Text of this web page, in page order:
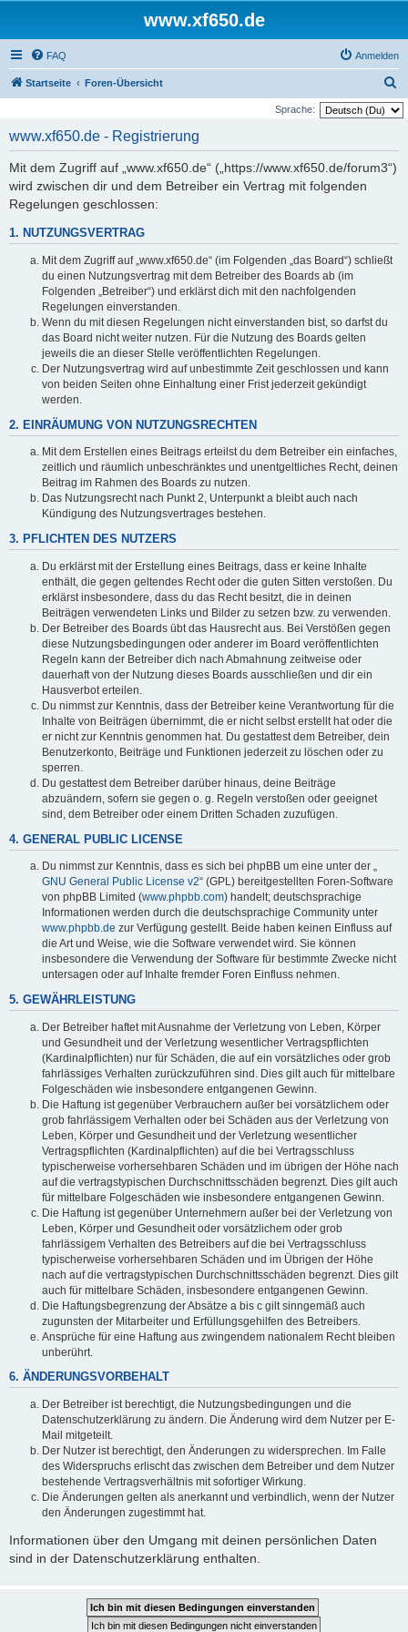
www.xf650.de
FAQ Anmelden
Startseite Foren-Übersicht
u
Sprache:
www.xf650.de - Registrierung
Mit dem Zugriff auf „www.xf650.de“ („https://www.xf650.de/forum3“)
wird zwischen dir und dem Betreiber ein Vertrag mit folgenden
Regelungen geschlossen:
1. NUTZUNGSVERTRAG
Mit dem Zugriff auf „www.xf650.de“ (im Folgenden „das Board“) schließt
du einen Nutzungsvertrag mit dem Betreiber des Boards ab (im
Folgenden „Betreiber“) und erklärst dich mit den nachfolgenden
Regelungen einverstanden.
Wenn du mit diesen Regelungen nicht einverstanden bist, so darfst du
das Board nicht weiter nutzen. Für die Nutzung des Boards gelten
jeweils die an dieser Stelle veröffentlichten Regelungen.
Der Nutzungsvertrag wird auf unbestimmte Zeit geschlossen und kann
von beiden Seiten ohne Einhaltung einer Frist jederzeit gekündigt
werden.
2. EINRÄUMUNG VON NUTZUNGSRECHTEN
Mit dem Erstellen eines Beitrags erteilst du dem Betreiber ein einfaches,
zeitlich und räumlich unbeschränktes und unentgeltliches Recht, deinen
Beitrag im Rahmen des Boards zu nutzen.
Das Nutzungsrecht nach Punkt 2, Unterpunkt a bleibt auch nach
Kündigung des Nutzungsvertrages bestehen.
3. PFLICHTEN DES NUTZERS
Du erklärst mit der Erstellung eines Beitrags, dass er keine Inhalte
enthält, die gegen geltendes Recht oder die guten Sitten verstoßen. Du
erklärst insbesondere, dass du das Recht besitzt, die in deinen
Beiträgen verwendeten Links und Bilder zu setzen bzw. zu verwenden.
Der Betreiber des Boards übt das Hausrecht aus. Bei Verstößen gegen
diese Nutzungsbedingungen oder anderer im Board veröffentlichten
Regeln kann der Betreiber dich nach Abmahnung zeitweise oder
dauerhaft von der Nutzung dieses Boards ausschließen und dir ein
Hausverbot erteilen.
Du nimmst zur Kenntnis, dass der Betreiber keine Verantwortung für die
Inhalte von Beiträgen übernimmt, die er nicht selbst erstellt hat oder die
er nicht zur Kenntnis genommen hat. Du gestattest dem Betreiber, dein
Benutzerkonto, Beiträge und Funktionen jederzeit zu löschen oder zu
sperren.
Du gestattest dem Betreiber darüber hinaus, deine Beiträge
abzuändern, sofern sie gegen o. g. Regeln verstoßen oder geeignet
sind, dem Betreiber oder einem Dritten Schaden zuzufügen.
4. GENERAL PUBLIC LICENSE
Du nimmst zur Kenntnis, dass es sich bei phpBB um eine unter der „
GNU General Public License v2“ (GPL) bereitgestellten Foren-Software
von phpBB Limited (www.phpbb.com) handelt; deutschsprachige
Informationen werden durch die deutschsprachige Community unter
www.phpbb.de zur Verfügung gestellt. Beide haben keinen Einfluss auf
die Art und Weise, wie die Software verwendet wird. Sie können
insbesondere die Verwendung der Software für bestimmte Zwecke nicht
untersagen oder auf Inhalte fremder Foren Einfluss nehmen.
5. GEWÄHRLEISTUNG
Der Betreiber haftet mit Ausnahme der Verletzung von Leben, Körper
und Gesundheit und der Verletzung wesentlicher Vertragspflichten
(Kardinalpflichten) nur für Schäden, die auf ein vorsätzliches oder grob
fahrlässiges Verhalten zurückzuführen sind. Dies gilt auch für mittelbare
Folgeschäden wie insbesondere entgangenen Gewinn.
Die Haftung ist gegenüber Verbrauchern außer bei vorsätzlichem oder
grob fahrlässigem Verhalten oder bei Schäden aus der Verletzung von
Leben, Körper und Gesundheit und der Verletzung wesentlicher
Vertragspflichten (Kardinalpflichten) auf die bei Vertragsschluss
typischerweise vorhersehbaren Schäden und im übrigen der Höhe nach
auf die vertragstypischen Durchschnittsschäden begrenzt. Dies gilt auch
für mittelbare Folgeschäden wie insbesondere entgangenen Gewinn.
Die Haftung ist gegenüber Unternehmern außer bei der Verletzung von
Leben, Körper und Gesundheit oder vorsätzlichem oder grob
fahrlässigem Verhalten des Betreibers auf die bei Vertragsschluss
typischerweise vorhersehbaren Schäden und im Übrigen der Höhe
nach auf die vertragstypischen Durchschnittsschäden begrenzt. Dies gilt
auch für mittelbare Schäden, insbesondere entgangenen Gewinn.
Die Haftungsbegrenzung der Absätze a bis c gilt sinngemäß auch
zugunsten der Mitarbeiter und Erfüllungsgehilfen des Betreibers.
Ansprüche für eine Haftung aus zwingendem nationalem Recht bleiben
unberührt.
6. ÄNDERUNGSVORBEHALT
Der Betreiber ist berechtigt, die Nutzungsbedingungen und die
Datenschutzerklärung zu ändern. Die Änderung wird dem Nutzer per E-
Mail mitgeteilt.
Der Nutzer ist berechtigt, den Änderungen zu widersprechen. Im Falle
des Widerspruchs erlischt das zwischen dem Betreiber und dem Nutzer
bestehende Vertragsverhältnis mit sofortiger Wirkung.
Die Änderungen gelten als anerkannt und verbindlich, wenn der Nutzer
den Änderungen zugestimmt hat.
Informationen über den Umgang mit deinen persönlichen Daten
sind in der Datenschutzerklärung enthalten.